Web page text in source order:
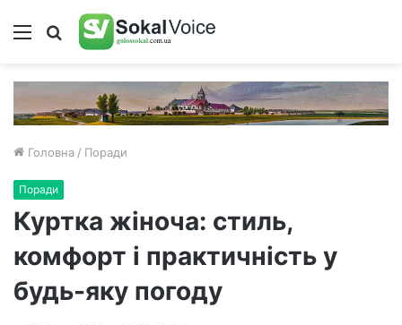
Меню Пошук
Головна / Поради
Поради
Куртка жіноча: стиль,
комфорт і практичність у
будь-яку погоду